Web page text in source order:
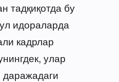
тадқиқотда бу
идораларда
кадрлар
улар
даражадаги